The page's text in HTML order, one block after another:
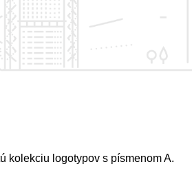
kolekciu logotypov s písmenom A.